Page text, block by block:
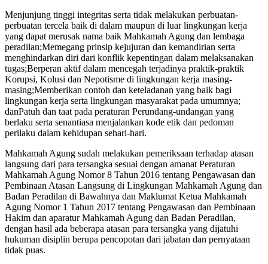
Menjunjung tinggi integritas serta tidak melakukan perbuatan-
perbuatan tercela baik di dalam maupun di luar lingkungan kerja
yang dapat merusak nama baik Mahkamah Agung dan lembaga
peradilan;Memegang prinsip kejujuran dan kemandirian serta
menghindarkan diri dari konflik kepentingan dalam melaksanakan
tugas;Berperan aktif dalam mencegah terjadinya praktik-praktik
Korupsi, Kolusi dan Nepotisme di lingkungan kerja masing-
masing;Memberikan contoh dan keteladanan yang baik bagi
lingkungan kerja serta lingkungan masyarakat pada umumnya;
danPatuh dan taat pada peraturan Perundang-undangan yang
berlaku serta senantiasa menjalankan kode etik dan pedoman
perilaku dalam kehidupan sehari-hari.
Mahkamah Agung sudah melakukan pemeriksaan terhadap atasan
langsung dari para tersangka sesuai dengan amanat Peraturan
Mahkamah Agung Nomor 8 Tahun 2016 tentang Pengawasan dan
Pembinaan Atasan Langsung di Lingkungan Mahkamah Agung dan
Badan Peradilan di Bawahnya dan Maklumat Ketua Mahkamah
Agung Nomor 1 Tahun 2017 tentang Pengawasan dan Pembinaan
Hakim dan aparatur Mahkamah Agung dan Badan Peradilan,
dengan hasil ada beberapa atasan para tersangka yang dijatuhi
hukuman disiplin berupa pencopotan dari jabatan dan pernyataan
tidak puas.